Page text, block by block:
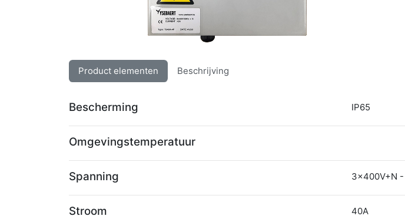
Product elementen Beschrijving
Bescherming IP65
Omgevingstemperatuur
Spanning 3x400V+N
Stroom 40A